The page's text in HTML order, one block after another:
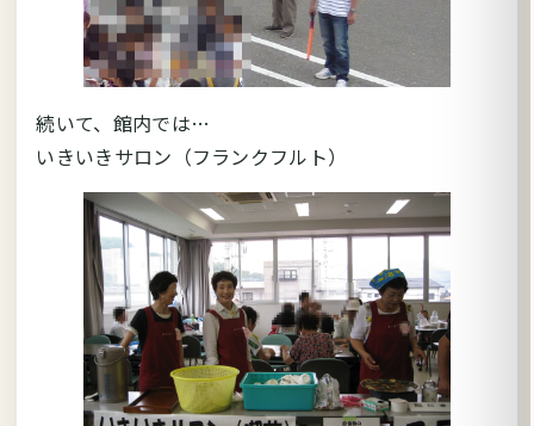
続いて、館内では…
いきいきサロン（フランクフルト）